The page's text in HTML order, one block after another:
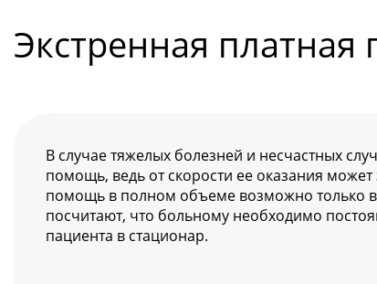
Экстренная платная
В случае тяжелых болезней и несчастных
помощь, ведь от скорости ее оказания
помощь в полном объеме возможно только в
посчитают, что больному необходимо
пациента в стационар.